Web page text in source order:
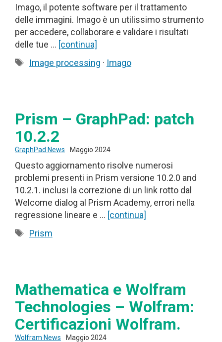
Imago, il potente software per il trattamento
delle immagini. Imago è un utilissimo strumento
per accedere, collaborare e validare i risultati
delle tue … [continua]
Tag
Image processing · Imago
Prism – GraphPad: patch
10.2.2
GraphPad News Maggio 2024
Questo aggiornamento risolve numerosi
problemi presenti in Prism versione 10.2.0 and
10.2.1. inclusi la correzione di un link rotto dal
Welcome dialog al Prism Academy, errori nella
regressione lineare e … [continua]
Tag
Prism
Mathematica e Wolfram
Technologies – Wolfram:
Certificazioni Wolfram.
Wolfram News Maggio 2024